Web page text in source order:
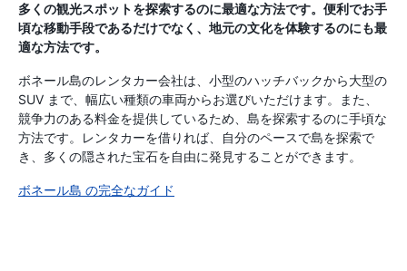
多くの観光スポットを探索するのに最適な方法です。便利でお手
頃な移動手段であるだけでなく、地元の文化を体験するのにも最
適な方法です。
ボネール島のレンタカー会社は、小型のハッチバックから大型の
SUV まで、幅広い種類の車両からお選びいただけます。また、
競争力のある料金を提供しているため、島を探索するのに手頃な
方法です。レンタカーを借りれば、自分のペースで島を探索で
き、多くの隠された宝石を自由に発見することができます。
ボネール島 の完全なガイド